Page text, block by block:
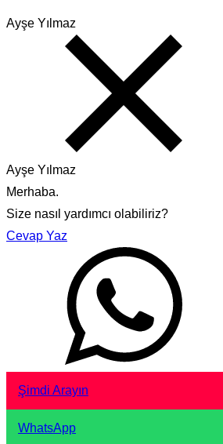
Ayşe Yılmaz
Ayşe Yılmaz
Merhaba.
Size nasıl yardımcı olabiliriz?
Cevap Yaz
Şimdi Arayın
WhatsApp